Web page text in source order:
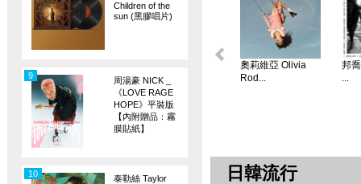
Children of the
sun (黑膠唱片)
周湯豪 NICK _
《LOVE RAGE
HOPE》平裝版
【內附贈品：霧
膜貼紙】
9
泰勒絲 Taylor
10
奧莉維亞 Olivia
Rod...
邦
...
日韓流行